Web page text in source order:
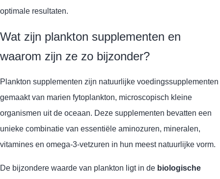
optimale resultaten.
Wat zijn plankton supplementen en
waarom zijn ze zo bijzonder?
Plankton supplementen zijn natuurlijke voedingssupplementen
gemaakt van marien fytoplankton, microscopisch kleine
organismen uit de oceaan. Deze supplementen bevatten een
unieke combinatie van essentiële aminozuren, mineralen,
vitamines en omega-3-vetzuren in hun meest natuurlijke vorm.
De bijzondere waarde van plankton ligt in de biologische